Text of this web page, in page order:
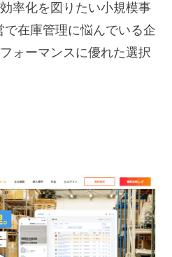
率化を図りたい小規模事
在庫管理に悩んでいる企
ォーマンスに優れた選択